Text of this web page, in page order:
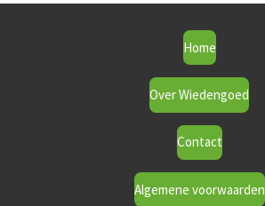
Home
Over Wiedengoed
Contact
Algemene voorwaarden